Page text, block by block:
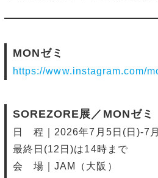
MONゼミ
https://www.instagram.com/
SOREZORE展／MONゼミ
日 程｜2026年7月5日(日)-7
最終日(12日)は14時まで
会 場｜JAM（大阪）